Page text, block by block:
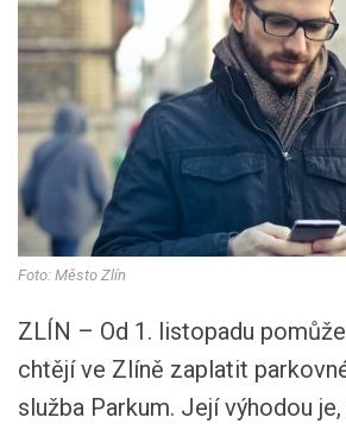
Foto: Město Zlín
ZLÍN – Od 1. listopadu
chtějí ve Zlíně zaplatit
služba Parkum. Její výhodou